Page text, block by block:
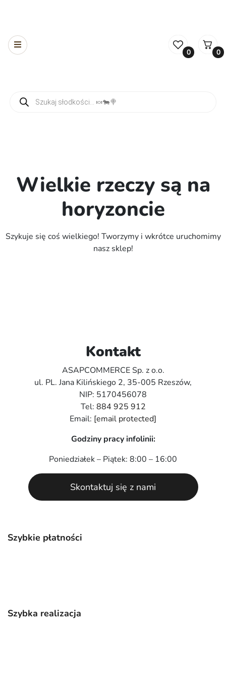
0 0
Wielkie rzeczy są na
horyzoncie
Szykuje się coś wielkiego! Tworzymy i wkrótce uruchomimy
nasz sklep!
Szybkie płatności
Szybka realizacja
Kontakt
ASAPCOMMERCE Sp. z o.o.
ul. PL. Jana Kilińskiego 2, 35-005 Rzeszów,
NIP: 5170456078
Tel: 884 925 912
Email: [email protected]
Godziny pracy infolinii:
Poniedziałek – Piątek: 8:00 – 16:00
Skontaktuj się z nami